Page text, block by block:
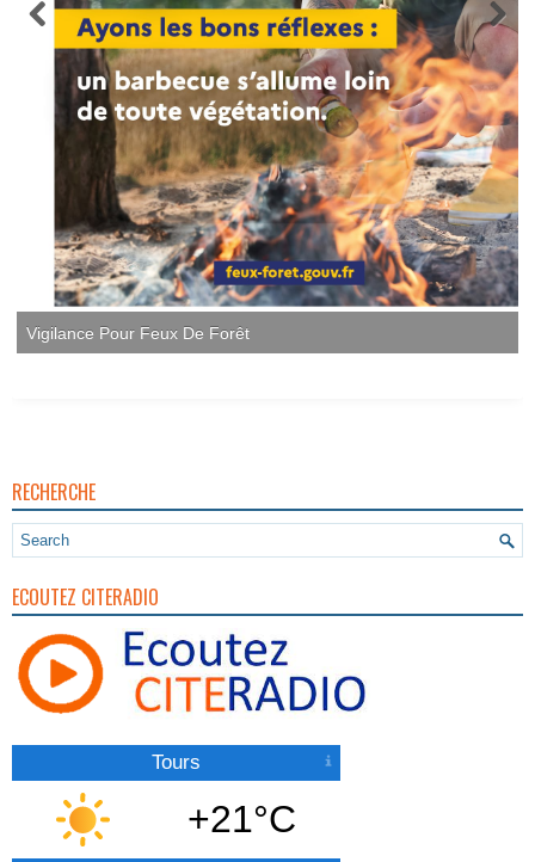
Vigilance Pour Feux De Forêt
RECHERCHE
ECOUTEZ CITERADIO
Tours
+21°C